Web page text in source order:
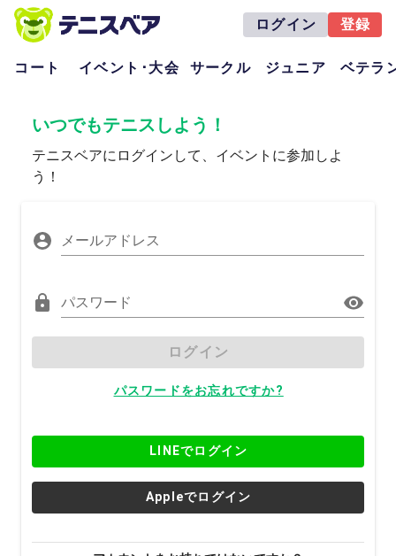
ログイン 登録
コート イベント･大会 サークル ジュニア ベテラ
いつでもテニスしよう！
テニスベアにログインして、イベントに参加しよ
う！
メールアドレス
パスワード
ログイン
パスワードをお忘れですか?
LINEでログイン
Appleでログイン